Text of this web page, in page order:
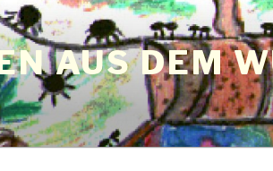
AUS DEM